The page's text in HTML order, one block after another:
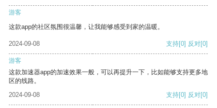
游客
这款app的社区氛围很温馨，让我能够感受到家的温暖。
2024-09-08 支持[0] 反对[0]
游客
这款加速器app的加速效果一般，可以再提升一下，比如能够支持更多地
区的线路。
2024-09-08
支持[0] 反对[0]